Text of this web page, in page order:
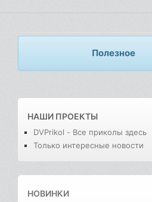
Полезное
НАШИ ПРОЕКТЫ
DVPrikol - Все приколы здесь
Только интересные новости
НОВИНКИ